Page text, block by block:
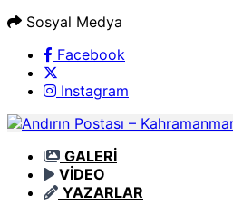
Sosyal Medya
Facebook
Instagram
GALERİ
VİDEO
YAZARLAR